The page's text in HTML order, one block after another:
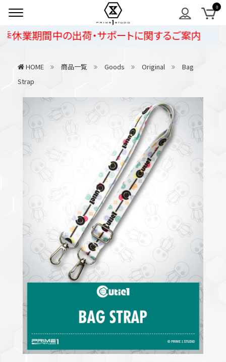
期間中の出荷・サポートに関するご案内
HOME 商品一覧 Goods Original
Bag
Strap